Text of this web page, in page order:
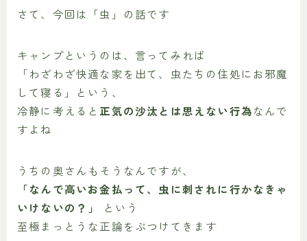
さて、今回は「虫」の話です
キャンプというのは、言ってみれば
「わざわざ快適な家を出て、虫たちの住処にお邪魔
して寝る」という、
冷静に考えると 正気の沙汰とは思えない行為なんで
すよね
うちの奥さんもそうなんですが、
「なんで高いお金払って、虫に刺されに行かなきゃ
いけないの？」
という
至極まっとうな正論をぶつけてきます